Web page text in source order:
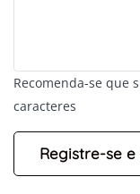
+-
Leaflet
Recomenda-se que
caracteres